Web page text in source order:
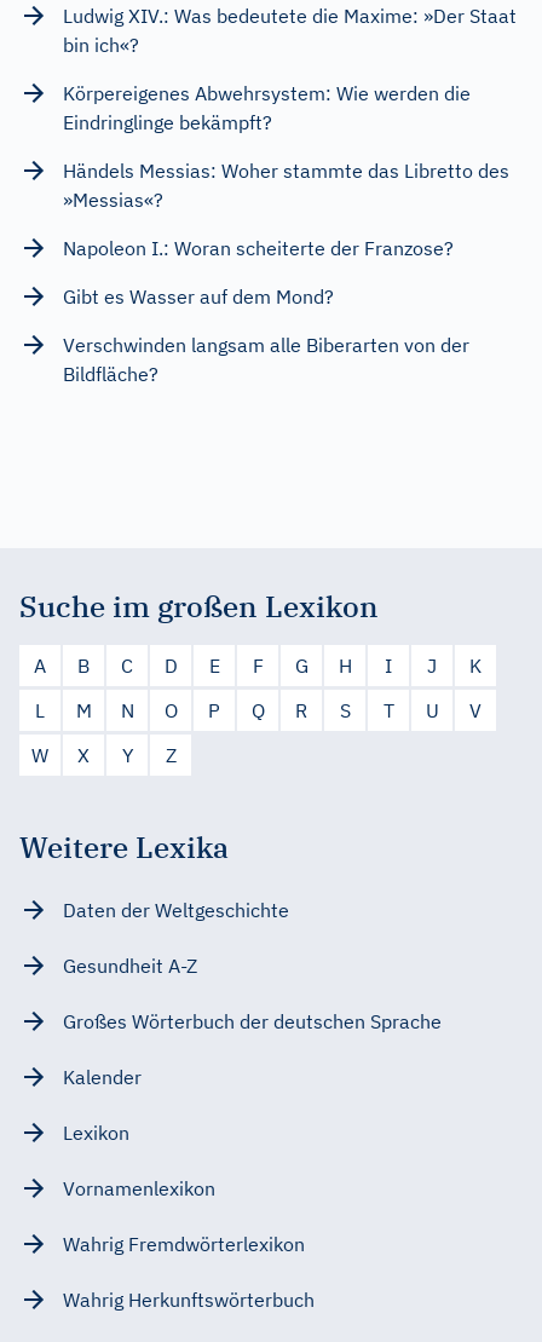
Ludwig XIV.: Was bedeutete die Maxime: »Der Staat
bin ich«?
Körpereigenes Abwehrsystem: Wie werden die
Eindringlinge bekämpft?
Händels Messias: Woher stammte das Libretto des
»Messias«?
Napoleon I.: Woran scheiterte der Franzose?
Gibt es Wasser auf dem Mond?
Verschwinden langsam alle Biberarten von der
Bildfläche?
Suche im großen Lexikon
A B C D E F G H I J
K
L
M N O P Q R S T U
V
W
X Y Z
Weitere Lexika
Daten der Weltgeschichte
Gesundheit A-Z
Großes Wörterbuch der deutschen Sprache
Kalender
Lexikon
Vornamenlexikon
Wahrig Fremdwörterlexikon
Wahrig Herkunftswörterbuch